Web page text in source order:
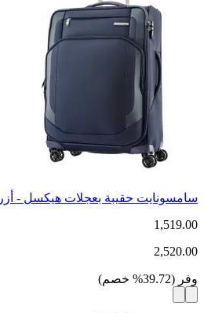
سامسونايت حقيبة بعجلات هيكسل - أزرق
1,519.00
2,520.00
وفر (
39.72
% خصم)